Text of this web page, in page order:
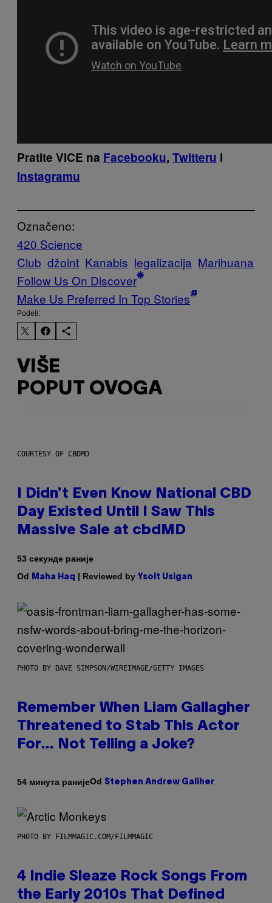
Pratite VICE na Facebooku, Twitteru i
Instagramu
Označeno:
420 Science
Club džoint Kanabis legalizacija Marihuana
Follow Us On Discover
Make Us Preferred In Top Stories
Podeli:
VIŠE
POPUT OVOGA
COURTESY OF CBDMD
I Didn’t Even Know National CBD
Day Existed Until I Saw This
Massive Sale at cbdMD
53 секунде раније
Od
Maha Haq | Reviewed by Ysolt Usigan
PHOTO BY DAVE SIMPSON/WIREIMAGE/GETTY IMAGES
Remember When Liam Gallagher
Threatened to Stab This Actor
For… Not Telling a Joke?
54 минута ранијеOd Stephen Andrew Galiher
PHOTO BY FILMMAGIC.COM/FILMMAGIC
4 Indie Sleaze Rock Songs From
the Early 2010s That Defined